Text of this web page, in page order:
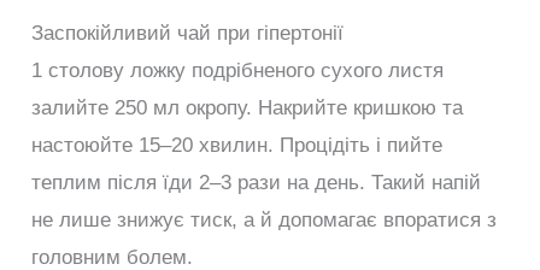
Заспокійливий чай при гіпертонії
1 столову ложку подрібненого сухого листя
залийте 250 мл окропу. Накрийте кришкою та
настоюйте 15–20 хвилин. Процідіть і пийте
теплим після їди 2–3 рази на день. Такий напій
не лише знижує тиск, а й допомагає впоратися з
головним болем.